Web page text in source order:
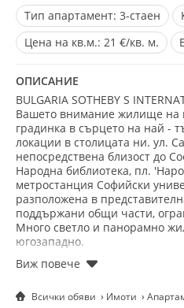
Тип апартамент: 3-стаен
Цена на кв.м.: 21 €/кв. м.
ОПИСАНИЕ
BULGARIA SOTHEBY S
Вашето внимание жилище на
градинка в сърцето на най -
локации в столицата ни. ул.
непосредствена близост до
Народна библиотека, пл.
метростанция Софийски
разположена в
поддържани общи части,
Много светло и панорамно
югозападно.
ХАРАКТЕРИСТИКИ НА ИМОТА
Разпределение: входно
Всички обяви Имоти